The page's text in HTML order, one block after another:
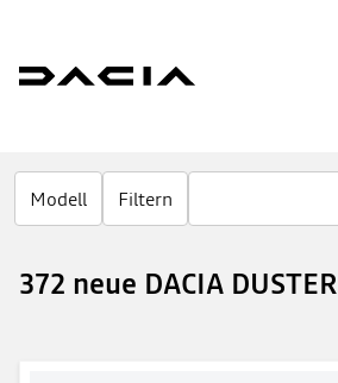
Modell Filtern
372 neue DACIA DUSTER